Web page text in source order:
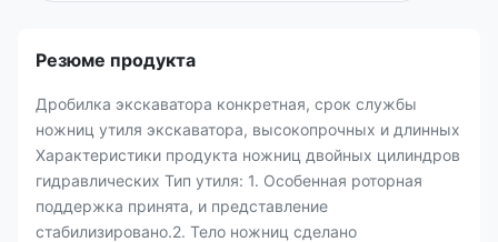
Резюме продукта
Дробилка экскаватора конкретная, срок службы
ножниц утиля экскаватора, высокопрочных и длинных
Характеристики продукта ножниц двойных цилиндров
гидравлических Тип утиля: 1. Особенная роторная
поддержка принята, и представление
стабилизировано.2. Тело ножниц сделано